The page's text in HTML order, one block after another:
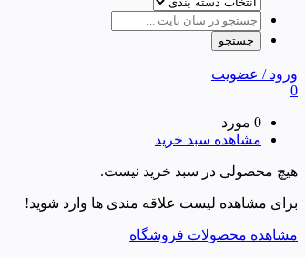
ورود / عضویت
0
0 مورد
مشاهده سبد خرید
هیچ محصولی در سبد خرید نیست.
برای مشاهده لیست علاقه مندی ها وارد شوید!
مشاهده محصولات فروشگاه